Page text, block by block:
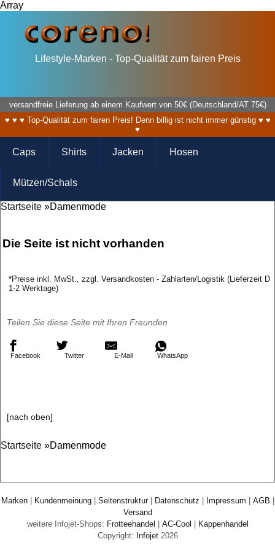
Array
Lifestyle-Marken - Top-Qualität zum fairen Preis
versandfreie Lieferung ab einem Kaufwert von 50€ (Deutschland/AT 75€)
♥ ♥ ♥ Top-Qualität zum fairen Preis! Denn billig ist nicht immer günstig ♥ ♥
♥
Caps Shirts Jacken Hosen
Mützen/Schals
Startseite »Damenmode
Die Seite ist nicht vorhanden
*Preise inkl. MwSt., zzgl. Versandkosten - Zahlarten/Logistik (Lieferzeit D
1-2 Werktage)
Teilen Sie diese Seite mit Ihren Freunden
Facebook Twitter E-Mail WhatsApp
[nach oben]
Startseite »Damenmode
Marken| Kundenmeinung| Seitenstruktur| Datenschutz Impressum AGB
Versand
weitere Infojet-Shops: Frotteehandel AC-Cool
Kappenhandel
Copyright: Infojet2026